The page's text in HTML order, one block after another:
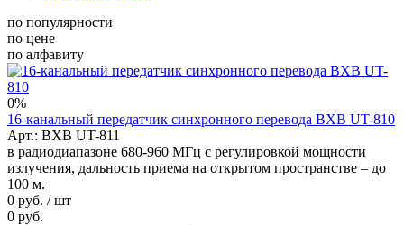
по популярности
по цене
по алфавиту
0%
16-канальный передатчик синхронного перевода BXB UT-810
Арт.: BXB UT-811
в радиодиапазоне 680-960 МГц с регулировкой мощности
излучения, дальность приема на открытом пространстве – до
100 м.
0 руб. / шт
0 руб.